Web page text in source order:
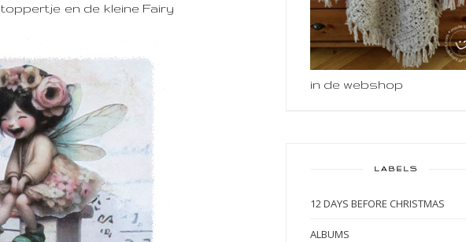
en de kleine Fairy
in de webshop
LABELS
12 DAYS BEFORE CHRISTMAS
ALBUMS